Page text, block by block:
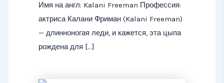
Имя на англ: Kalani Freeman Профессия:
актриса Калани Фриман (Kalani Freeman)
— длинноногая леди, и кажется, эта цыпа
рождена для […]